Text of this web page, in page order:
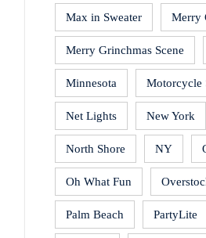
Max in Sweater Merry
Merry Grinchmas Scene
Minnesota Motorcycle
Net Lights New York
North Shore NY
Oh What Fun
Palm Beach PartyLite